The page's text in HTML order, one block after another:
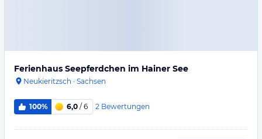
Ferienhaus Seepferdchen im Hainer See
Neukieritzsch · Sachsen
100% 6,0 / 6 2 Bewertungen